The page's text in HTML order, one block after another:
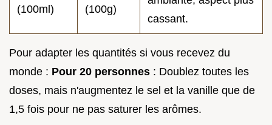
(100ml)
(100g)
cassant.
Pour adapter les quantités si vous recevez du
monde : Pour 20 personnes : Doublez toutes les
doses, mais n'augmentez le sel et la vanille que de
1,5 fois pour ne pas saturer les arômes.